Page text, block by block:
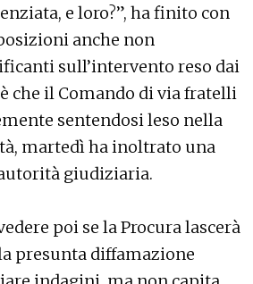
e loro?”, ha finito con
anche non
sull’intervento reso dai
che il Comando di via fratelli
sentendosi leso nella
martedì ha inoltrato una
giudiziaria.
poi se la Procura lascerà
presunta diffamazione